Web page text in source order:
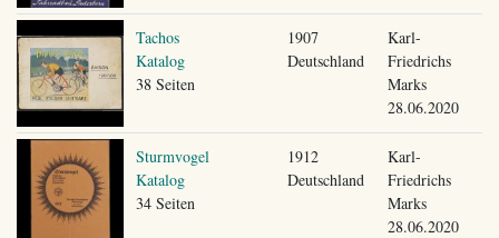
Tachos
Katalog
38 Seiten
1907
Deutschland
Karl-
Friedrichs
Marks
28.06.2020
Sturmvogel
Katalog
34 Seiten
1912
Deutschland
Karl-
Friedrichs
Marks
28.06.2020